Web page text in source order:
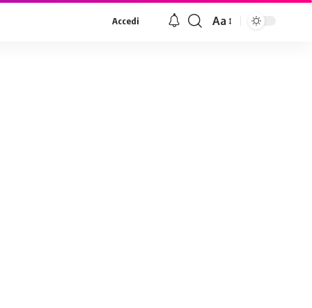
Accedi Aa